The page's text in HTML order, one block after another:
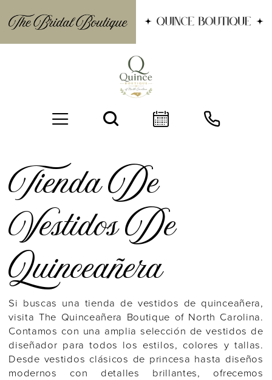
BOOK AN APPOINTMENT
Tienda De
Vestidos De
Quinceañera
Si buscas una tienda de vestidos de quinceañera,
visita The Quinceañera Boutique of North Carolina.
Contamos con una amplia selección de vestidos de
diseñador para todos los estilos, colores y tallas.
Desde vestidos clásicos de princesa hasta diseños
modernos con detalles brillantes, ofrecemos